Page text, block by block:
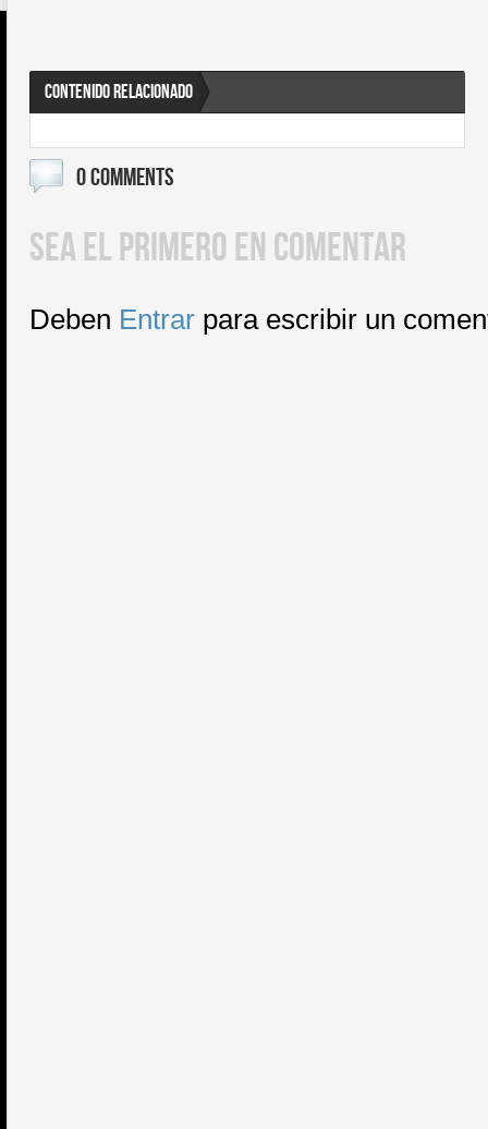
CONTENIDO RELACIONADO
0 COMMENTS
SEA EL PRIMERO EN COMENTAR
Deben Entrar para escribir un